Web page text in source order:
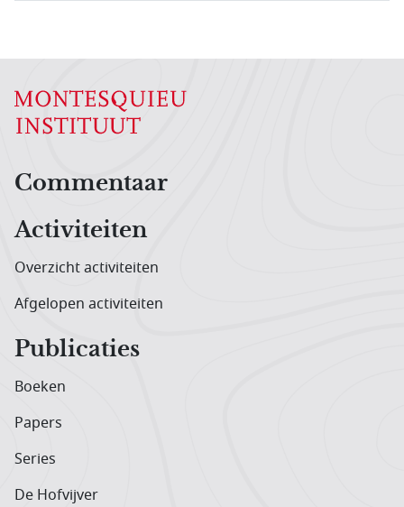
Hoofdnavigatiemenu
Commentaar
Activiteiten
Overzicht activiteiten
Afgelopen activiteiten
Publicaties
Boeken
Papers
Series
De Hofvijver